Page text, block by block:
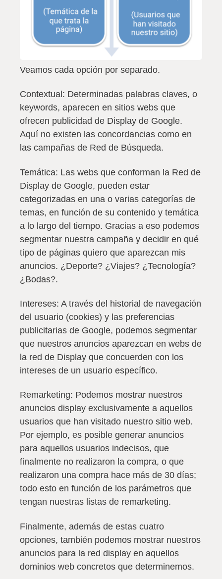
Veamos cada opción por separado.
Contextual: Determinadas palabras claves, o
keywords, aparecen en sitios webs que
ofrecen publicidad de Display de Google.
Aquí no existen las concordancias como en
las campañas de Red de Búsqueda.
Temática: Las webs que conforman la Red de
Display de Google, pueden estar
categorizadas en una o varias categorías de
temas, en función de su contenido y temática
a lo largo del tiempo. Gracias a eso podemos
segmentar nuestra campaña y decidir en qué
tipo de páginas quiero que aparezcan mis
anuncios. ¿Deporte? ¿Viajes? ¿Tecnología?
¿Bodas?.
Intereses: A través del historial de navegación
del usuario (cookies) y las preferencias
publicitarias de Google, podemos segmentar
que nuestros anuncios aparezcan en webs de
la red de Display que concuerden con los
intereses de un usuario especíﬁco.
Remarketing: Podemos mostrar nuestros
anuncios display exclusivamente a aquellos
usuarios que han visitado nuestro sitio web.
Por ejemplo, es posible generar anuncios
para aquellos usuarios indecisos, que
finalmente no realizaron la compra, o que
realizaron una compra hace más de 30 días;
todo esto en función de los parámetros que
tengan nuestras listas de remarketing.
Finalmente, además de estas cuatro
opciones, también podemos mostrar nuestros
anuncios para la red display en aquellos
dominios web concretos que determinemos.